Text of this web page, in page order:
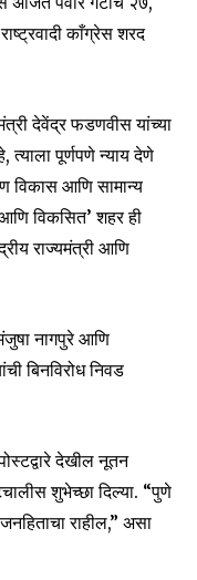
on our website
worry, we respect
Your information is
काँग्रेस शरद
देवेंद्र फडणवीस यांच्या
त्याला पूर्णपणे न्याय देणे
विकास आणि सामान्य
विकसित’ शहर ही
राज्यमंत्री आणि
नागपुरे आणि
बिनविरोध निवड
देखील नूतन
शुभेच्छा दिल्या. “पुणे
राहील,” असा